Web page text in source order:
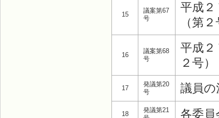
15
議案第67
号
平成２
（第
16
議案第68
号
平成２
２号）
17
発議第20
号
議員
18
発議第21
各委